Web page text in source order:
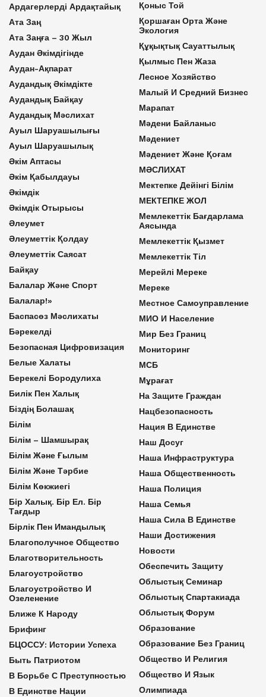
Ардагерлерді Ардақтайық
Ата Заң
Ата Заңға – 30 Жыл
Аудан Әкімдігінде
Аудан-Ақпарат
Аудандық Әкімдікте
Аудандық Байқау
Аудандық Мәслихат
Ауыл Шаруашылығы
Ауыл Шаруашылық
Әкім Аптасы
Әкім Қабылдауы
Әкімдік
Әкімдік Отырысы
Әлеумет
Әлеуметтік Қолдау
Әлеуметтік Саясат
Байқау
Балалар Және Спорт
Балалар!»
Баспасөз Мәслихаты
Бәрекелді
Безопасная Цифровизация
Белые Халаты
Берекелі Бородулиха
Билік Пен Халық
Біздің Болашақ
Білім
Білім – Шамшырақ
Білім Және Ғылым
Білім Және Тәрбие
Білім Көкжиегі
Бір Халық. Бір Ел. Бір
Тағдыр
Бірлік Пен Имандылық
Благополучное Общество
Благотворительность
Благоустройство
Благоустройство И
Озеленение
Ближе К Народу
Брифинг
БЦОССУ: Истории Успеха
Быть Патриотом
В Борьбе С Преступностью
В Единстве Нации
Қоныс Той
Қоршаған Орта Және
Экология
Құқықтық Сауаттылық
Қылмыс Пен Жаза
Лесное Хозяйство
Малый И Средний Бизнес
Марапат
Мәдени Байланыс
Мәдениет
Мәдениет Және Қоғам
МӘСЛИХАТ
Мектепке Дейінгі Білім
МЕКТЕПКЕ ЖОЛ
Мемлекеттік Бағдарлама
Аясында
Мемлекеттік Қызмет
Мемлекеттік Тіл
Мерейлі Мереке
Мереке
Местное Самоуправление
МИО И Население
Мир Без Границ
Мониторинг
МСБ
Мұрағат
На Защите Граждан
Нацбезопасность
Нация В Единстве
Наш Досуг
Наша Инфраструктура
Наша Общественность
Наша Полиция
Наша Семья
Наша Сила В Единстве
Наши Достижения
Новости
Обеспечить Защиту
Облыстық Семинар
Облыстық Спартакиада
Облыстық Форум
Образование
Образование Без Границ
Общество И Религия
Общество И Язык
Олимпиада